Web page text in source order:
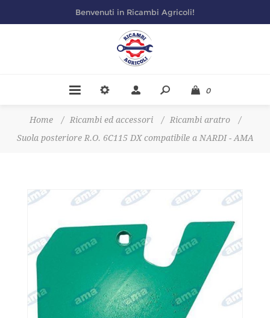
Benvenuti in Ricambi Agricoli!
0
Home / Ricambi ed accessori / Ricambi aratro
/
Suola posteriore R.O. 6C115 DX compatibile a NARDI - AMA